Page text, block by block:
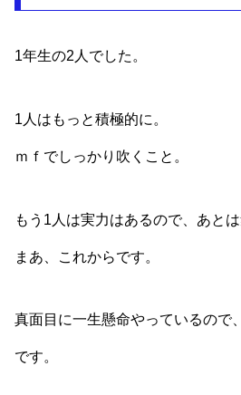
1年生の2人でした。
1人はもっと積極的に。
ｍｆでしっかり吹くこと。
もう1人は実力はあるので、あとは
まあ、これからです。
真面目に一生懸命やっているので
です。